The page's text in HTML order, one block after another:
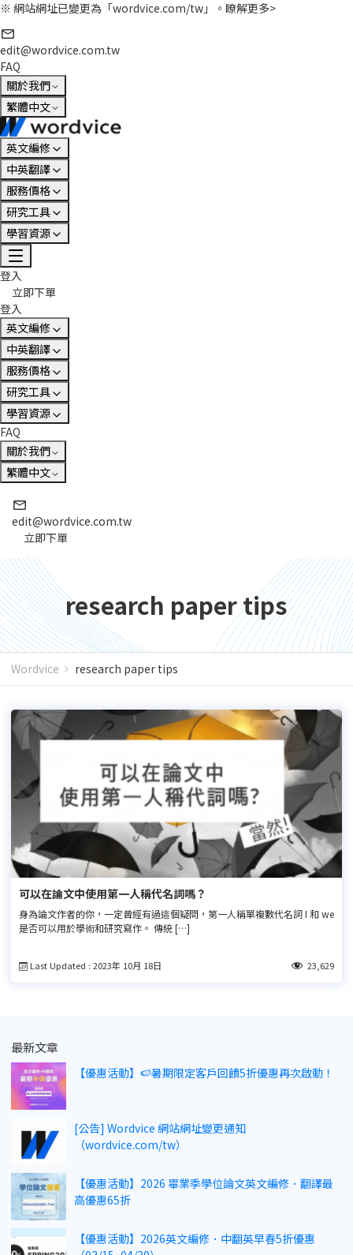
※ 網站網址已變更為「wordvice.com/tw」。 瞭解更多>
edit@wordvice.com.tw
FAQ
關於我們
繁體中文
英文編修
中英翻譯
服務價格
研究工具
學習資源
登入
立即下單
登入
英文編修
中英翻譯
服務價格
研究工具
學習資源
FAQ
關於我們
繁體中文
edit@wordvice.com.tw
立即下單
research paper tips
Wordvice research paper tips
可以在論文中使用第一人稱代名詞嗎？
身為論文作者的你，一定曾經有過這個疑問，第一人稱單複數代名詞 I 和 we
是否可以用於學術和研究寫作。 傳統 […]
Last Updated : 2023年 10月 18日 23,629
最新文章
【優惠活動】🍉暑期限定客戶回饋5折優惠再次啟動！
[公告] Wordvice 網站網址變更通知
（wordvice.com/tw）
【優惠活動】2026 畢業季學位論文英文編修．翻譯最
高優惠65折
【優惠活動】2026英文編修．中翻英早春5折優惠